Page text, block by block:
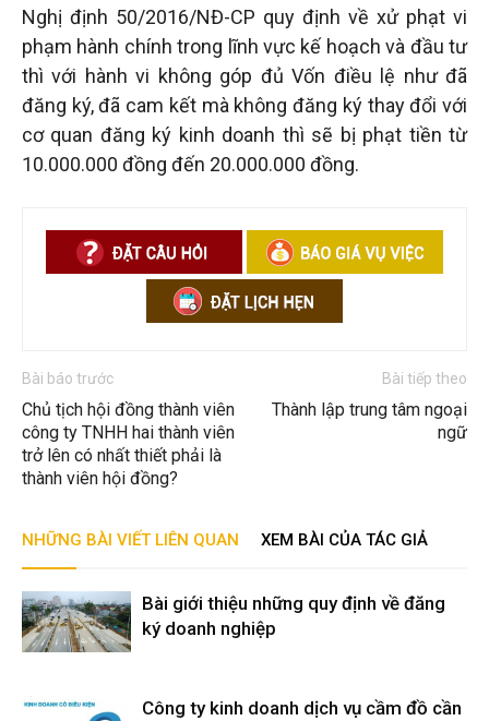
Nghị định 50/2016/NĐ-CP quy định về xử phạt vi
phạm hành chính trong lĩnh vực kế hoạch và đầu tư
thì với hành vi không góp đủ Vốn điều lệ như đã
đăng ký, đã cam kết mà không đăng ký thay đổi với
cơ quan đăng ký kinh doanh thì sẽ bị phạt tiền từ
10.000.000 đồng đến 20.000.000 đồng.
Bài báo trước
Chủ tịch hội đồng thành viên
công ty TNHH hai thành viên
trở lên có nhất thiết phải là
thành viên hội đồng?
Bài tiếp theo
Thành lập trung tâm ngoại
ngữ
NHỮNG BÀI VIẾT LIÊN QUAN XEM BÀI CỦA TÁC GIẢ
Bài giới thiệu những quy định về đăng
ký doanh nghiệp
Công ty kinh doanh dịch vụ cầm đồ cần